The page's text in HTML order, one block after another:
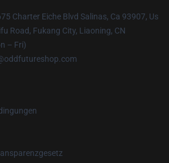
Charter Eiche Blvd Salinas, Ca 93907, Us
Road, Fukang City, Liaoning, CN
– Fri)